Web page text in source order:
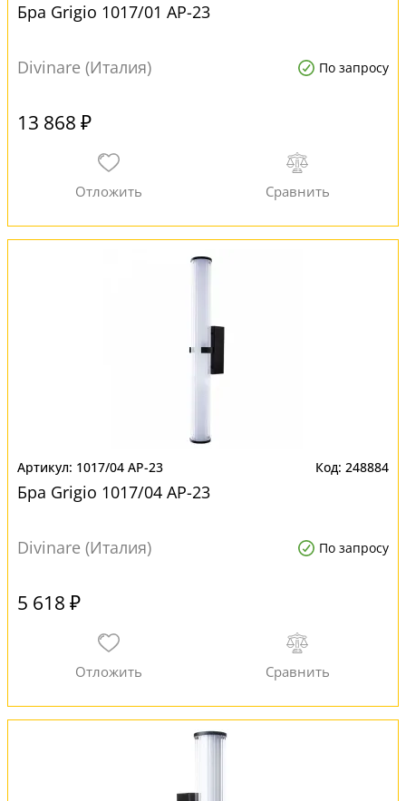
Бра Grigio 1017/01 AP-23
Divinare (Италия) По запросу
13 868 ₽
1017/04 AP-23 248884
Бра Grigio 1017/04 AP-23
Divinare (Италия) По запросу
5 618 ₽